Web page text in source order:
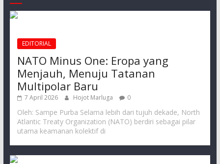
EDITORIAL
NATO Minus One: Eropa yang
Menjauh, Menuju Tatanan
Multipolar Baru
7 April 2026 Hojot Marluga 0
Oleh: Sampe Purba Selama lebih dari tujuh dekade, North
Atlantic Treaty Organization (NATO) berdiri sebagai pilar
utama keamanan kolektif di